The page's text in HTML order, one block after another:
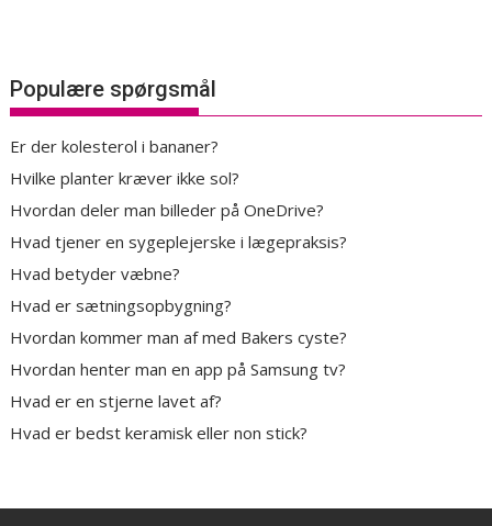
Populære spørgsmål
Er der kolesterol i bananer?
Hvilke planter kræver ikke sol?
Hvordan deler man billeder på OneDrive?
Hvad tjener en sygeplejerske i lægepraksis?
Hvad betyder væbne?
Hvad er sætningsopbygning?
Hvordan kommer man af med Bakers cyste?
Hvordan henter man en app på Samsung tv?
Hvad er en stjerne lavet af?
Hvad er bedst keramisk eller non stick?